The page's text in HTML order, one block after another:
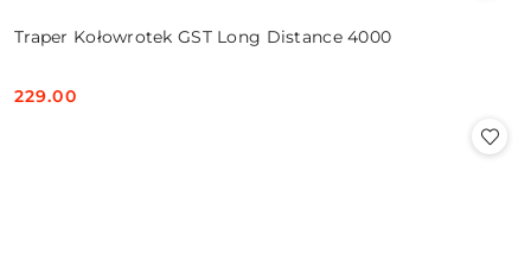
Traper Kołowrotek GST Long Distance 4000
Cena:
229.00